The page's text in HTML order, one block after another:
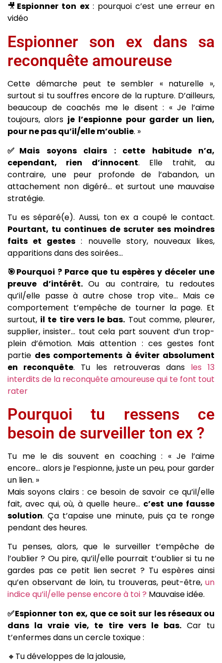
🎥 Espionner ton ex: pourquoi c’est une erreur en
vidéo
Espionner son ex dans sa
reconquête amoureuse
Cette démarche peut te sembler « naturelle »,
surtout si tu souffres encore de la rupture. D’ailleurs,
beaucoup de coachés me le disent : « Je l’aime
toujours, alors je l’espionne pour garder un lien,
pour ne pas qu’il/elle m’oublie. »
✅Mais soyons clairs : cette habitude n’a,
cependant, rien d’innocent. Elle trahit, au
contraire, une peur profonde de l’abandon, un
attachement non digéré… et surtout une mauvaise
stratégie.
Tu es séparé(e). Aussi, ton ex a coupé le contact.
Pourtant, tu continues de scruter ses moindres
faits et gestes : nouvelle story, nouveaux likes,
apparitions dans des soirées…
🎯Pourquoi ? Parce que tu espères y déceler une
preuve d’intérêt. Ou au contraire, tu redoutes
qu’il/elle passe à autre chose trop vite… Mais ce
comportement t’empêche de tourner la page. Et
surtout, il te tire vers le bas. Tout comme, pleurer,
supplier, insister… tout cela part souvent d’un trop-
plein d’émotion. Mais attention : ces gestes font
partie des comportements à éviter absolument
en reconquête. Tu les retrouveras dans les 13
interdits de la reconquête amoureuse qui te font tout
rater
Pourquoi tu ressens ce
besoin de surveiller ton ex ?
Tu me le dis souvent en coaching : « Je l’aime
encore… alors je l’espionne, juste un peu, pour garder
un lien. »
Mais soyons clairs : ce besoin de savoir ce qu’il/elle
fait, avec qui, où, à quelle heure… c’est une fausse
solution. Ça t’apaise une minute, puis ça te ronge
pendant des heures.
Tu penses, alors, que le surveiller t’empêche de
l’oublier ? Ou pire, qu’il/elle pourrait t’oublier si tu ne
gardes pas ce petit lien secret ? Tu espères ainsi
qu’en observant de loin, tu trouveras, peut-être, un
indice qu’il/elle pense encore à toi ? Mauvaise idée.
✅Espionner ton ex, que ce soit sur les réseaux ou
dans la vraie vie, te tire vers le bas.Car tu
t’enfermes dans un cercle toxique :
🔸Tu développes de la jalousie,